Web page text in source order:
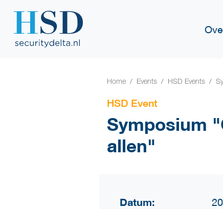
Home Events HSD Events
HSD Event
Symposium
allen"
Datum: